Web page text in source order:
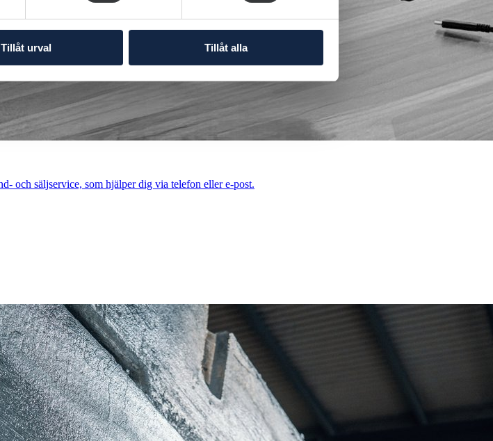
Tillåt urval Tillåt alla
och säljservice, som hjälper dig via telefon eller e-post.